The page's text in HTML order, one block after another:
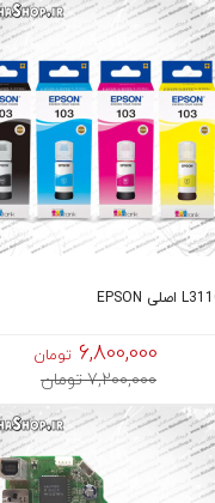
6,800,000 تومان
7,200,000 تومان